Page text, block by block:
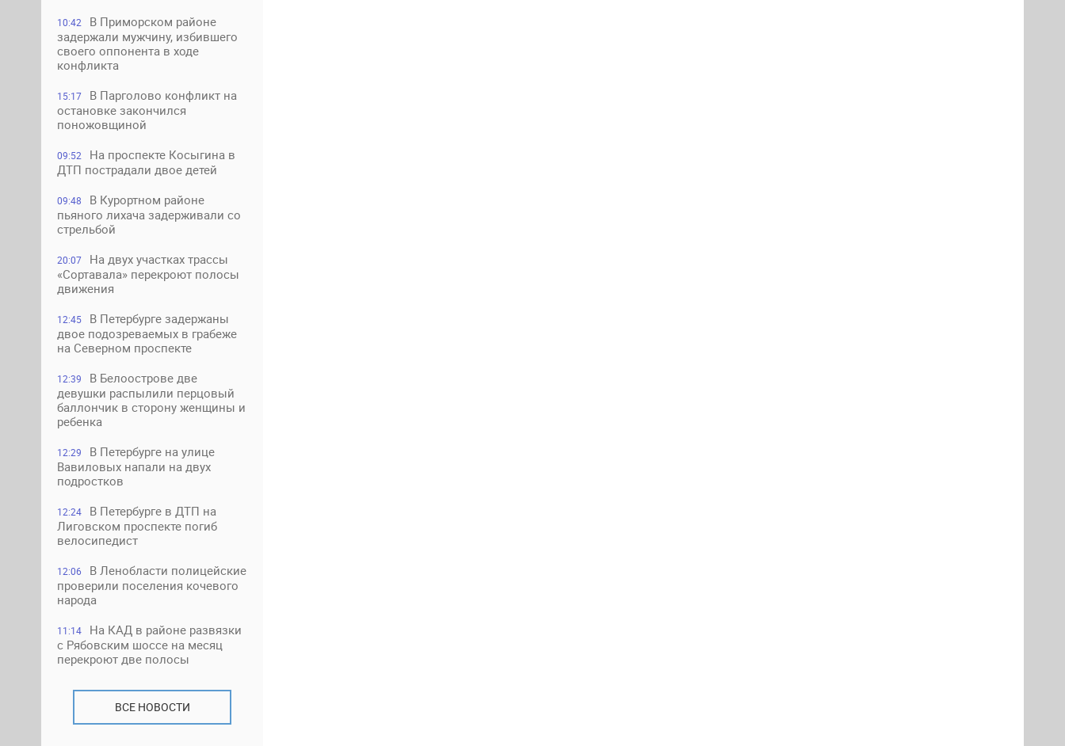
10:42
В Приморском районе
задержали мужчину, избившего
своего оппонента в ходе
конфликта
15:17
В Парголово конфликт на
остановке закончился
поножовщиной
09:52
На проспекте Косыгина в
ДТП пострадали двое детей
09:48
В Курортном районе
пьяного лихача задерживали со
стрельбой
20:07
На двух участках трассы
«Сортавала» перекроют полосы
движения
12:45
В Петербурге задержаны
двое подозреваемых в грабеже
на Северном проспекте
12:39
В Белоострове две
девушки распылили перцовый
баллончик в сторону женщины и
ребенка
12:29
В Петербурге на улице
Вавиловых напали на двух
подростков
12:24
В Петербурге в ДТП на
Лиговском проспекте погиб
велосипедист
12:06
В Ленобласти полицейские
проверили поселения кочевого
народа
11:14
На КАД в районе развязки
с Рябовским шоссе на месяц
перекроют две полосы
ВСЕ НОВОСТИ